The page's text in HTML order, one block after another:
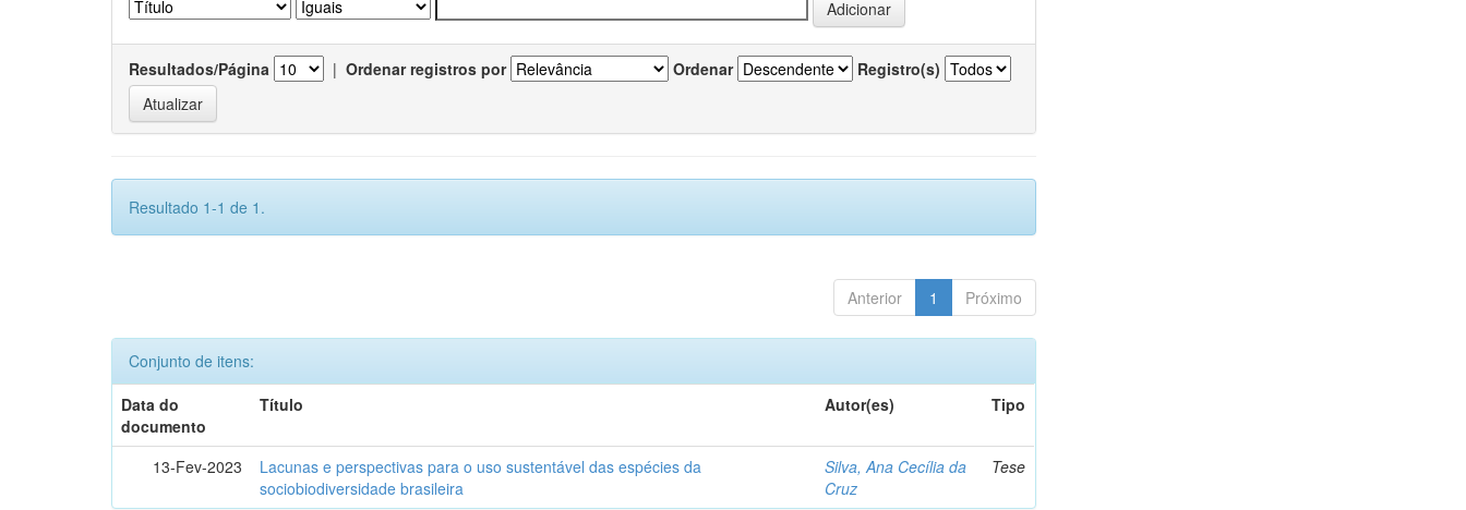
Resultados/Página | Ordenar registros por Ordenar Registro(s)
Resultado 1-1 de 1.
Anterior 1 Próximo
Conjunto de itens:
Data do
documento
Título Autor(es) Tipo
13-Fev-2023
Lacunas e perspectivas para o uso sustentável das espécies da
sociobiodiversidade brasileira
Silva, Ana Cecília da
Cruz
Tese